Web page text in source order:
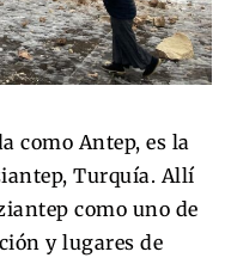
como Antep, es la
Turquía. Allí
como uno de
y lugares de